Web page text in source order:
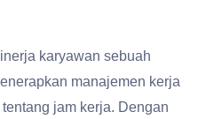
karyawan sebuah
manajemen kerja
jam kerja. Dengan